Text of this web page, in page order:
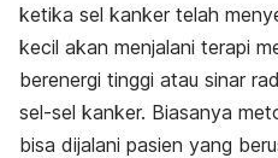
ketika sel kanker telah
kecil akan menjalani terapi
berenergi tinggi atau sinar
sel-sel kanker. Biasanya
bisa dijalani pasien yang